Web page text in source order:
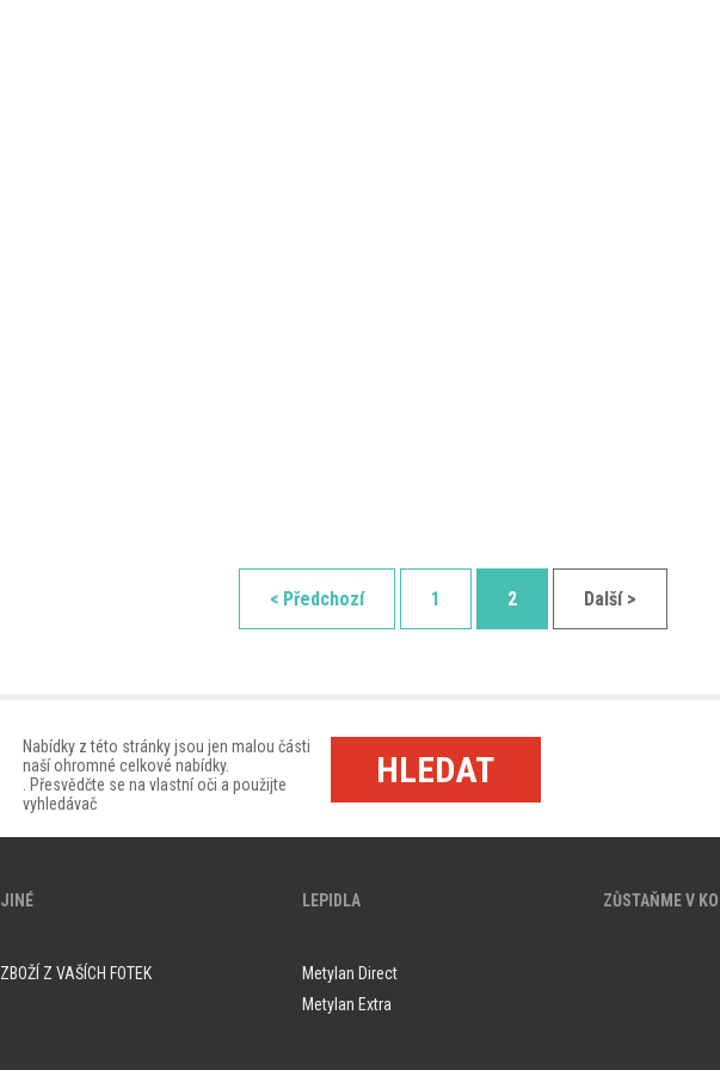
< Předchozí 1 2 Další >
Nabídky z této stránky jsou jen malou části
naší ohromné celkové nabídky.
. Přesvědčte se na vlastní oči a použijte
vyhledávač
HLEDAT
JINÉ
ZBOŽÍ Z VAŠÍCH FOTEK
LEPIDLA
Metylan Direct
Metylan Extra
ZŮSTAŇME V